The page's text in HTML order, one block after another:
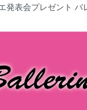
発表会プレゼント